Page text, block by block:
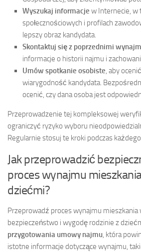
Wyszukaj informacje w Internecie, w
społecznościowych i profilach
lepszy obraz kandydata.
Skontaktuj się z poprzednimi
informacje o historii najmu i
Umów spotkanie osobiste , aby
wiarygodność kandydata.
ocenić, czy dana osoba jest
Przeprowadzenie tej kompleksowej
ograniczyć ryzyko wyboru
Regularnie stosuj te kroki podczas
Jak przeprowadzić
proces wynajmu
dziećmi?
Przeprowadź proces wynajmu mieszkania
bezpieczeństwo i wygodę rodzinie z
przygotowania umowy najmu , która
istotne informacje dotyczące wynajmu,